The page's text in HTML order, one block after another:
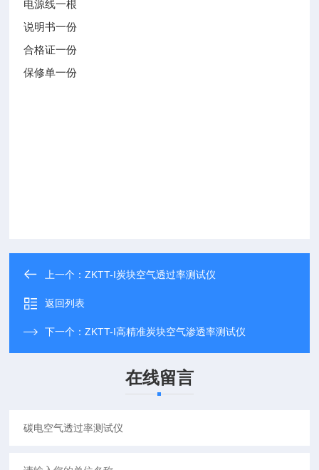
电源线一根
说明书一份
合格证一份
保修单一份
上一个：ZKTT-I炭块空气透过率测试仪
返回列表
下一个：ZKTT-I高精准炭块空气渗透率测试仪
在线留言